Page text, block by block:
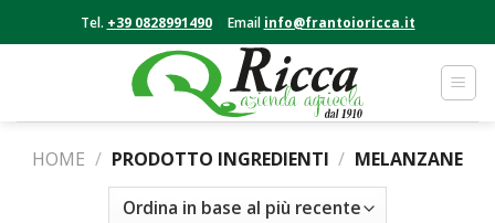
to
Tel. +39 0828991490 Email info@frantoioricca.it
HOME / PRODOTTO INGREDIENTI / MELANZANE